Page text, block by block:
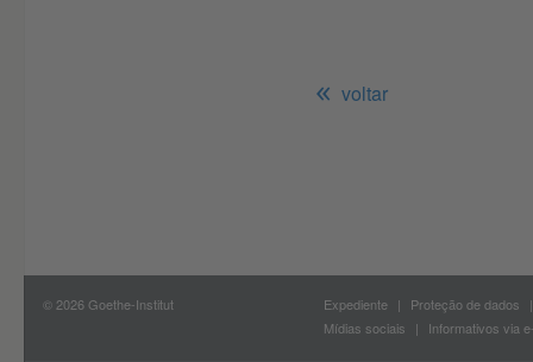
voltar
© 2026 Goethe-Institut Expediente
Proteção de dados
Mídias sociais
Informativos via